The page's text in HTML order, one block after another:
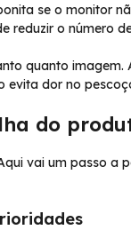
se o monitor
reduzir o número
quanto imagem.
evita dor no
do
vai um passo a